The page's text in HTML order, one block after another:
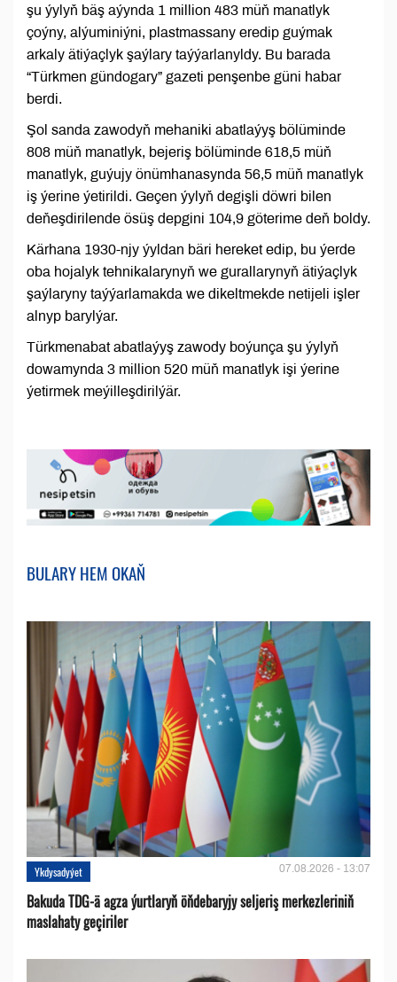
şu ýylyň bäş aýynda 1 million 483 müň manatlyk
çoýny, alýuminiýni, plastmassany eredip guýmak
arkaly ätiýaçlyk şaýlary taýýarlanyldy. Bu barada
“Türkmen gündogary” gazeti penşenbe güni habar
berdi.
Şol sanda zawodyň mehaniki abatlaýyş bölüminde
808 müň manatlyk, bejeriş bölüminde 618,5 müň
manatlyk, guýujy önümhanasynda 56,5 müň manatlyk
iş ýerine ýetirildi. Geçen ýylyň degişli döwri bilen
deňeşdirilende ösüş depgini 104,9 göterime deň boldy.
Kärhana 1930-njy ýyldan bäri hereket edip, bu ýerde
oba hojalyk tehnikalarynyň we gurallarynyň ätiýaçlyk
şaýlaryny taýýarlamakda we dikeltmekde netijeli işler
alnyp barylýar.
Türkmenabat abatlaýyş zawody boýunça şu ýylyň
dowamynda 3 million 520 müň manatlyk işi ýerine
ýetirmek meýilleşdirilýär.
BULARY HEM OKAŇ
Ykdysadyýet 07.08.2026 - 13:07
Bakuda TDG-ä agza ýurtlaryň öňdebaryjy seljeriş merkezleriniň
maslahaty geçiriler